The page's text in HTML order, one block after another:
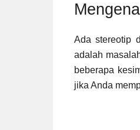
Ada stereotip
adalah
beberapa
jika Anda